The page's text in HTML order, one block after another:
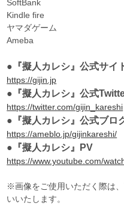
SoftBank
Kindle fire
ヤマダゲーム
Ameba
●『擬人カレシ』公式サイ
https://gijin.jp
●『擬人カレシ』公式
https://twitter.com/gijin_kareshi
●『擬人カレシ』公式ブロ
https://ameblo.jp/gijinkareshi/
●『擬人カレシ』PV
https://www.youtube.com/
※画像をご使用いただく際は
いいたします。